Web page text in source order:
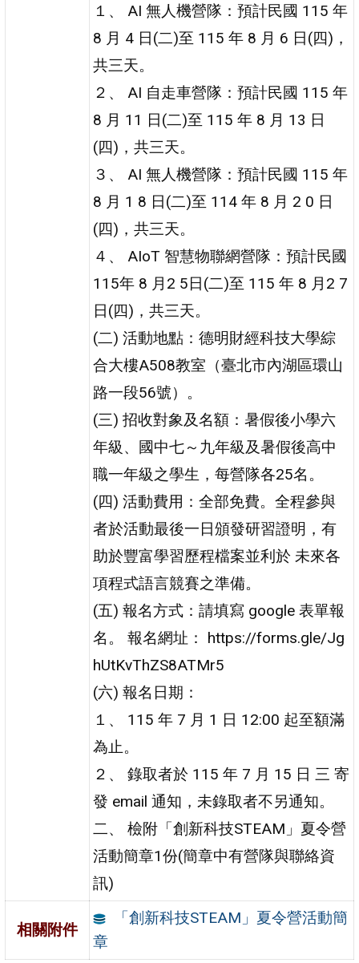
１、 AI 無人機營隊：預計民國 115 年
8 月 4 日(二)至 115 年 8 月 6 日(四)，
共三天。
２、 AI 自走車營隊：預計民國 115 年
8 月 11 日(二)至 115 年 8 月 13 日
(四)，共三天。
３、 AI 無人機營隊：預計民國 115 年
8 月 1 8 日(二)至 114 年 8 月 2 0 日
(四)，共三天。
４、 AIoT 智慧物聯網營隊：預計民國
115年 8 月2 5日(二)至 115 年 8 月2 7
日(四)，共三天。
(二) 活動地點：德明財經科技大學綜
合大樓A508教室（臺北市內湖區環山
路一段56號）。
(三) 招收對象及名額：暑假後小學六
年級、國中七～九年級及暑假後高中
職一年級之學生，每營隊各25名。
(四) 活動費用：全部免費。全程參與
者於活動最後一日頒發研習證明，有
助於豐富學習歷程檔案並利於 未來各
項程式語言競賽之準備。
(五) 報名方式：請填寫 google 表單報
名。 報名網址： https://forms.gle/Jg
hUtKvThZS8ATMr5
(六) 報名日期：
１、 115 年 7 月 1 日 12:00 起至額滿
為止。
２、 錄取者於 115 年 7 月 15 日 三 寄
發 email 通知，未錄取者不另通知。
二、 檢附「創新科技STEAM」夏令營
活動簡章1份(簡章中有營隊與聯絡資
訊)
相關附件
「創新科技STEAM」夏令營活動簡
章